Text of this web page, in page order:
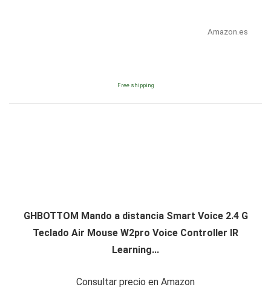
Amazon.es
Free shipping
GHBOTTOM Mando a distancia Smart Voice 2.4 G
Teclado Air Mouse W2pro Voice Controller IR
Learning...
Consultar precio en Amazon